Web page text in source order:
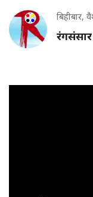
बिहीबार,
रंगसंसार